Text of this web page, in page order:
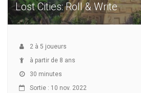
Lost Cities: Roll & Write
2 à 5 joueurs
à partir de 8 ans
30 minutes
Sortie : 10 nov. 2022